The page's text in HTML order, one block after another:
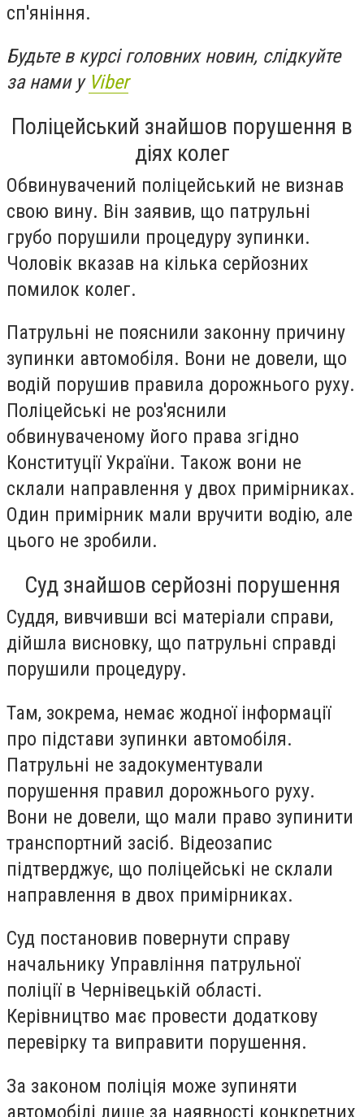
сп'яніння.
Будьте в курсі головних новин, слідкуйте
за нами у Viber
Поліцейський знайшов порушення в
діях колег
Обвинувачений поліцейський не визнав
свою вину. Він заявив, що патрульні
грубо порушили процедуру зупинки.
Чоловік вказав на кілька серйозних
помилок колег.
Патрульні не пояснили законну причину
зупинки автомобіля. Вони не довели, що
водій порушив правила дорожнього руху.
Поліцейські не роз'яснили
обвинуваченому його права згідно
Конституції України. Також вони не
склали направлення у двох примірниках.
Один примірник мали вручити водію, але
цього не зробили.
Суд знайшов серйозні порушення
Суддя, вивчивши всі матеріали справи,
дійшла висновку, що патрульні справді
порушили процедуру.
Там, зокрема, немає жодної інформації
про підстави зупинки автомобіля.
Патрульні не задокументували
порушення правил дорожнього руху.
Вони не довели, що мали право зупинити
транспортний засіб. Відеозапис
підтверджує, що поліцейські не склали
направлення в двох примірниках.
Суд постановив повернути справу
начальнику Управління патрульної
поліції в Чернівецькій області.
Керівництво має провести додаткову
перевірку та виправити порушення.
За законом поліція може зупиняти
автомобілі лише за наявності конкретних